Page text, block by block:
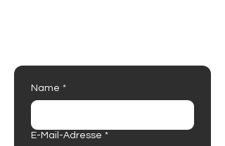
Name *
E-Mail-Adresse *